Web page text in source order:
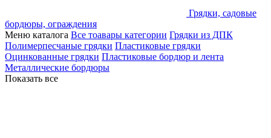
Грядки, садовые
бордюры, ограждения
Меню каталога Все тоавары категории Грядки из ДПК
Полимерпесчаные грядки Пластиковые грядки
Оцинкованные грядки Пластиковые бордюр и лента
Металлические бордюры
Показать все